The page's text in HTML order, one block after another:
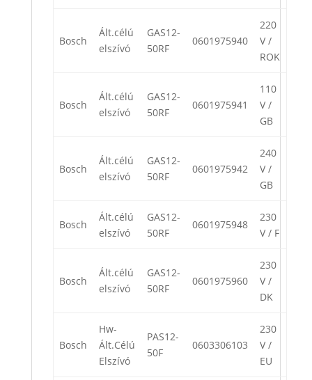
Bosch
Ált.célú
elszívó
GAS12-
50RF
0601975940
220
V /
ROK
Bosch
Ált.célú
elszívó
GAS12-
50RF
0601975941
110
V /
GB
Bosch
Ált.célú
elszívó
GAS12-
50RF
0601975942
240
V /
GB
Bosch
Ált.célú
elszívó
GAS12-
50RF
0601975948
230
V / F
Bosch
Ált.célú
elszívó
GAS12-
50RF
0601975960
230
V /
DK
Bosch
Hw-
Ált.Célú
Elszívó
PAS12-
50F
0603306103
230
V /
EU